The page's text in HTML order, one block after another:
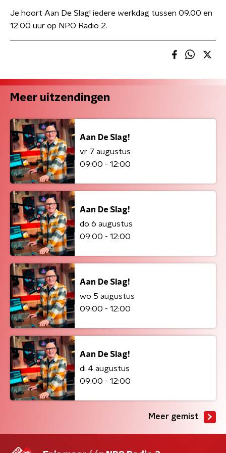
Je hoort Aan De Slag! iedere werkdag tussen 09.00 en
12.00 uur op NPO Radio 2.
Meer uitzendingen
Aan De Slag!
vr 7 augustus
09:00 - 12:00
Aan De Slag!
do 6 augustus
09:00 - 12:00
Aan De Slag!
wo 5 augustus
09:00 - 12:00
Aan De Slag!
di 4 augustus
09:00 - 12:00
Meer gemist